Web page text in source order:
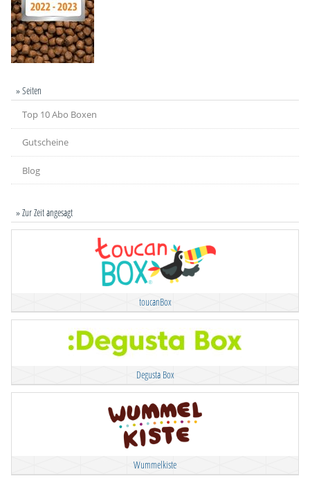
» Seiten
Top 10 Abo Boxen
Gutscheine
Blog
» Zur Zeit angesagt
toucanBox
Degusta Box
Wummelkiste